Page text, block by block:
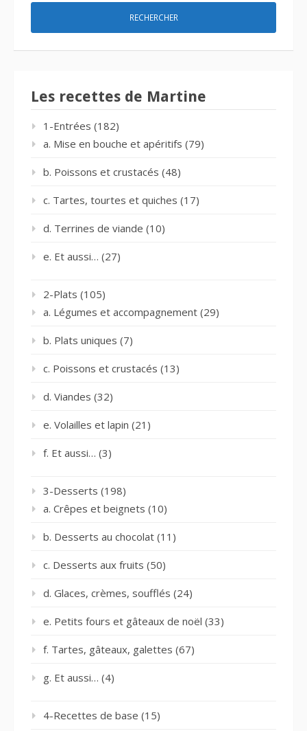
Les recettes de Martine
1-Entrées (182)
a. Mise en bouche et apéritifs (79)
b. Poissons et crustacés (48)
c. Tartes, tourtes et quiches (17)
d. Terrines de viande (10)
e. Et aussi… (27)
2-Plats (105)
a. Légumes et accompagnement (29)
b. Plats uniques (7)
c. Poissons et crustacés (13)
d. Viandes (32)
e. Volailles et lapin (21)
f. Et aussi… (3)
3-Desserts (198)
a. Crêpes et beignets (10)
b. Desserts au chocolat (11)
c. Desserts aux fruits (50)
d. Glaces, crèmes, soufflés (24)
e. Petits fours et gâteaux de noël (33)
f. Tartes, gâteaux, galettes (67)
g. Et aussi… (4)
4-Recettes de base (15)